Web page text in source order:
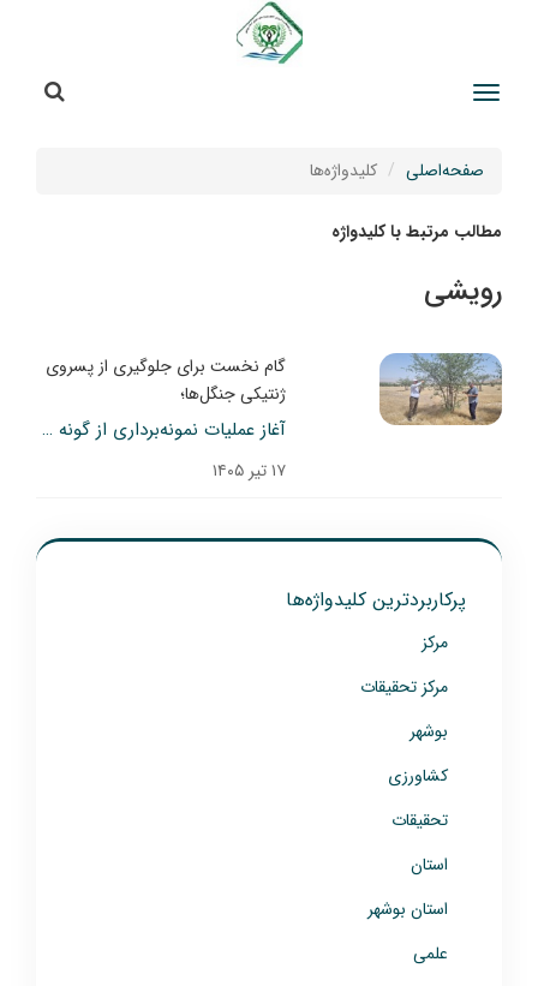
صفحه‌اصلی کلیدواژه‌ها
مطالب مرتبط با کلیدواژه
رویشی
گام نخست برای جلوگیری از پسروی
ژنتیکی جنگل‌ها؛
آغاز عملیات نمونه‌برداری از گونه کنار در بوشهر
۱۷ تیر ۱۴۰۵
پرکاربردترین کلیدواژه‌ها
مرکز
مرکز تحقیقات
بوشهر
کشاورزی
تحقیقات
استان
استان بوشهر
علمی